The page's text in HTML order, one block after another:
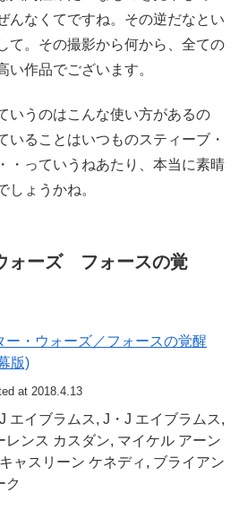
んなくてですね。その逆だなとい
て。その撮影から何から、全ての
い作品でございます。
いうのはこんな使い方があるの
いることはいつものスティーブ・
・っていうねあたり、本当に素晴
しょうかね。
ォーズ フォースの覚
ー・ウォーズ／フォースの覚醒
版)
at 2018.4.13
エイブラムス, J・J エイブラムス,
レンス カスダン, マイケル アーン
キャスリーン ケネディ, ブライアン
ク